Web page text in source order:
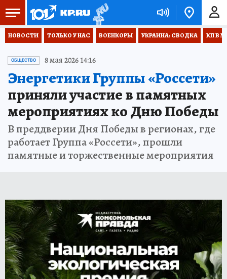
НОВОСТИ ТОЛЬКО У НАС ВОЕНКОРЫ УКРАИНА: СВОДКА КП В
ОБЩЕСТВО 8 мая 2026 14:16
Энергетики Группы «Россети»
приняли участие в памятных
мероприятиях ко Дню Победы
В преддверии Дня Победы в регионах, где
работает Группа «Россети», прошли
памятные и торжественные мероприятия